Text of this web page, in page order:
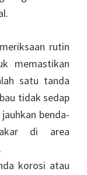
rutin
memastikan
satu tanda
tidak sedap
benda-
di area
korosi atau